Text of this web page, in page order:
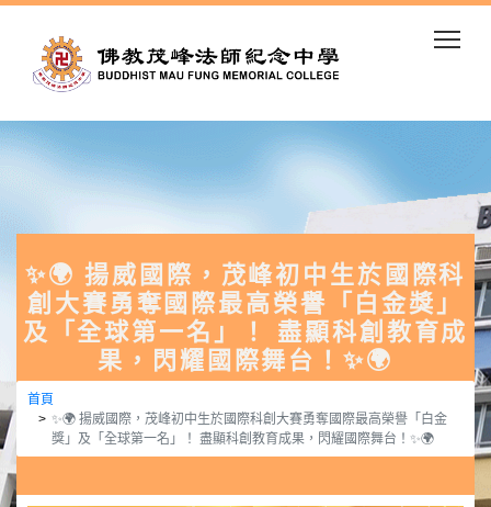
✨🌍 揚威國際，茂峰初中生於國際科
創大賽勇奪國際最高榮譽「白金獎」
及「全球第一名」！ 盡顯科創教育成
果，閃耀國際舞台！✨🌍
首頁
✨🌍 揚威國際，茂峰初中生於國際科創大賽勇奪國際最高榮譽「白金
獎」及「全球第一名」！ 盡顯科創教育成果，閃耀國際舞台！✨🌍